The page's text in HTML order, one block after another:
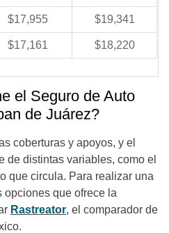
$17,955 $19,341
$17,161 $18,220
el Seguro de Auto
de Juárez?
coberturas y apoyos, y el
de distintas variables, como el
que circula. Para realizar una
opciones que ofrece la
Rastreator, el comparador de